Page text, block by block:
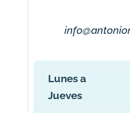
Lunes a
Jueves